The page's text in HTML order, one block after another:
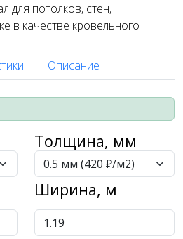
для потолков, стен,
в качестве кровельного
Описание
Толщина, мм
Ширина, м